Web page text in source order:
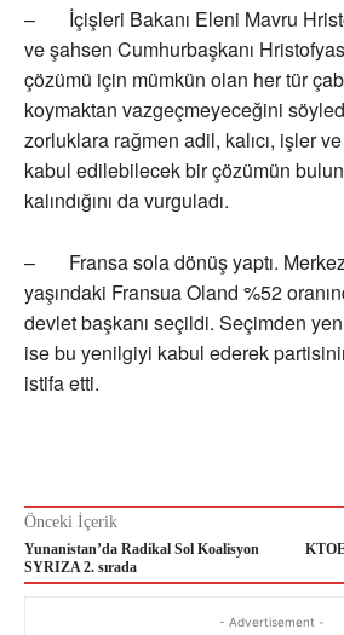
– İçişleri Bakanı Eleni Mavru
ve şahsen Cumhurbaşkanı
çözümü için mümkün olan her tür
koymaktan vazgeçmeyeceğini
zorluklara rağmen adil, kalıcı, işler ve
kabul edilebilecek bir çözümün
kalındığını da vurguladı.
– Fransa sola dönüş yaptı.
yaşındaki Fransua Oland %52
devlet başkanı seçildi. Seçimden
ise bu yenilgiyi kabul ederek
istifa etti.
Önceki İçerik
Yunanistan’da Radikal Sol Koalisyon
SYRIZA 2. sırada
- Advertisement -